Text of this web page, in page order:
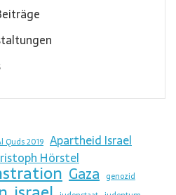
Quds 2019 Apartheid Israel
Hörstel
Gaza genozid